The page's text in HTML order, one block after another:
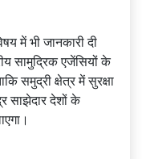
में भी जानकारी दी
सामुद्रिक एजेंसियों के
समुद्री क्षेत्र में सुरक्षा
साझेदार देशों के